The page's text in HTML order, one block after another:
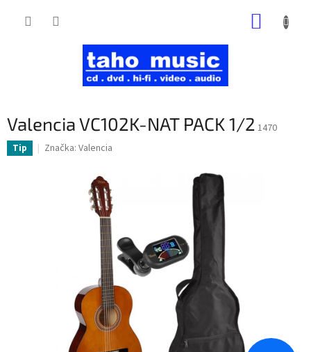
Valencia VC102K-NAT PACK 1/2 1470
Tip Značka: Valencia